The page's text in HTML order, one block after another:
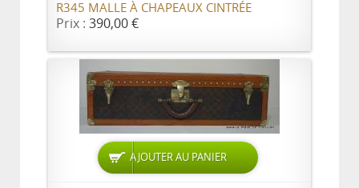
R345 MALLE À CHAPEAUX CINTRÉE
Prix : 390,00 €
AJOUTER AU PANIER